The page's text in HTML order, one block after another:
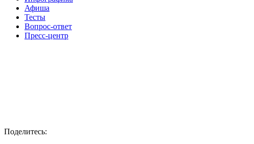
Афиша
Тесты
Вопрос-ответ
Пресс-центр
Поделитесь: